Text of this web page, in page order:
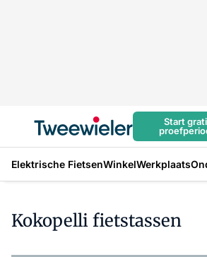
Start
Elektrische FietsenWinkelWerkplaats
Kokopelli fietstassen